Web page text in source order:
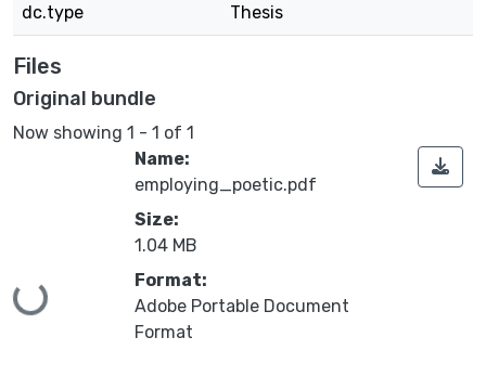
dc.type Thesis
Files
Original bundle
Now showing 1 - 1 of 1
Loading...
Name:
employing_poetic.pdf
Size:
1.04 MB
Format:
Adobe Portable Document
Format